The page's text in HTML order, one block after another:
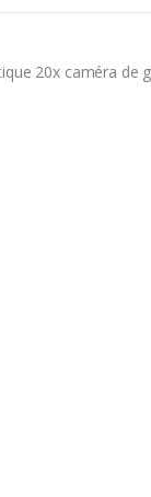
20x caméra de